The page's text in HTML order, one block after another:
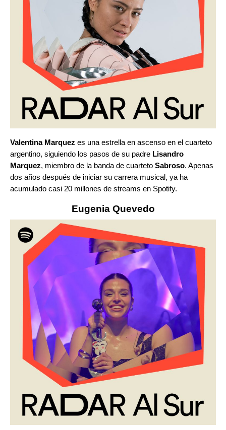
Valentina Marquez es una estrella en ascenso en el cuarteto
argentino, siguiendo los pasos de su padre Lisandro
Marquez, miembro de la banda de cuarteto Sabroso. Apenas
dos años después de iniciar su carrera musical, ya ha
acumulado casi 20 millones de streams en Spotify.
Eugenia Quevedo